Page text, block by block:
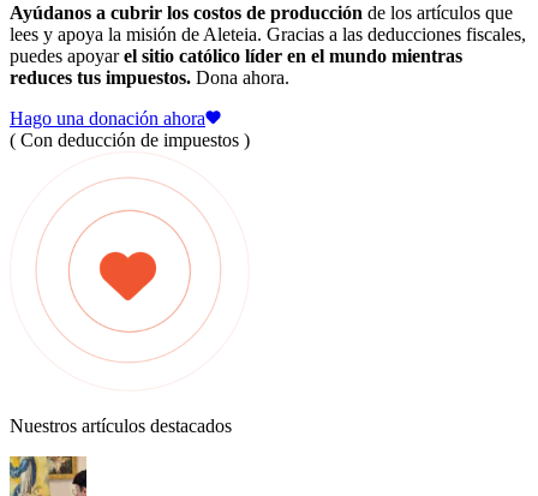
Ayúdanos a cubrir los costos de producción de los artículos que
lees y apoya la misión de Aleteia. Gracias a las deducciones fiscales,
puedes apoyarel sitio católico líder en el mundo mientras
reduces tus impuestos. Dona ahora.
Hago una donación ahora
( Con deducción de impuestos )
Nuestros artículos destacados